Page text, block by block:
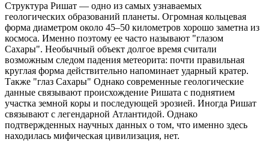
Структура Ришат — одно из самых узнаваемых
геологических образований планеты. Огромная кольцевая
форма диаметром около 45–50 километров хорошо заметна из
космоса. Именно поэтому ее часто называют "глазом
Сахары". Необычный объект долгое время считали
возможным следом падения метеорита: почти правильная
круглая форма действительно напоминает ударный кратер.
Также "глаз Сахары" Однако современные геологические
данные связывают происхождение Ришата с поднятием
участка земной коры и последующей эрозией. Иногда Ришат
связывают с легендарной Атлантидой. Однако
подтвержденных научных данных о том, что именно здесь
находилась мифическая цивилизация, нет.